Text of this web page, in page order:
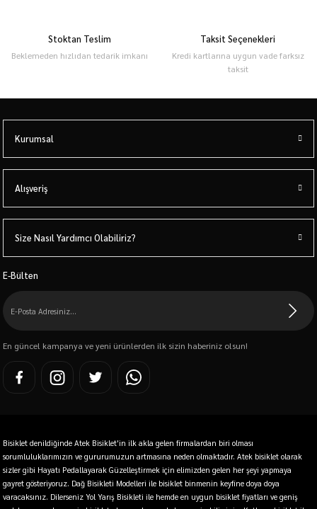
Stoktan Teslim
Beklemeden hızlıdan tedarik imkanı
Taksit Seçenekleri
Kredi kartlarına uygun vade farksız
taksit
Kurumsal
Alışveriş
Size Nasıl Yardımcı Olabiliriz?
E-Bülten
En güncel kampanya ve yeni ürünlerden ilk sizin haberiniz olsun!
Bisiklet denildiğinde Atek Bisiklet'in ilk akla gelen firmalardan biri olması
sorumluluklarımızın ve gururumuzun artmasına neden olmaktadır. Atek bisiklet olarak
sizler gibi Hayatı Pedallayarak Güzelleştirmek için elimizden gelen her şeyi yapmaya
gayret gösteriyoruz. Dağ Bisikleti Modelleri ile bisiklet binmenin keyfine doya doya
varacaksınız. Dilerseniz Yol Yarış Bisikleti ile hemde en uygun bisiklet fiyatları ve geniş